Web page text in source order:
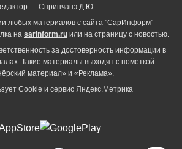
— Спринчанэ Д.Ю.
любых материалов с сайта "СарИнформ"
на sarinform.ru или на страницу с новостью.
за достоверность информации в
Такие материалы выходят с пометкой
материал» и «Реклама».
Cookie и сервиc Яндекс.Метрика